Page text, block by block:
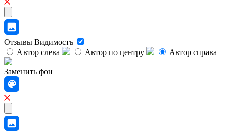
Отзывы Видимость
Автор слева
Автор по центру Автор справа
Заменить фон